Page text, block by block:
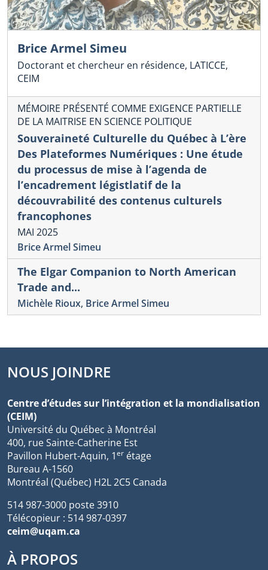
Brice Armel Simeu
Doctorant et chercheur en résidence, LATICCE,
CEIM
MÉMOIRE PRÉSENTÉ COMME EXIGENCE PARTIELLE
DE LA MAITRISE EN SCIENCE POLITIQUE
Souveraineté Culturelle du Québec à L’ère
Des Plateformes Numériques : Une étude
du processus de mise à l’agenda de
l’encadrement légistlatif de la
découvrabilité des contenus culturels
francophones
MAI 2025
Brice Armel Simeu
The Elgar Companion to North American
Trade and...
Michèle Rioux, Brice Armel Simeu
NOUS JOINDRE
Centre d’études sur l’intégration et la mondialisation
(CEIM)
Université du Québec à Montréal
400, rue Sainte-Catherine Est
Pavillon Hubert-Aquin, 1er étage
Bureau A-1560
Montréal (Québec) H2L 2C5 Canada
514 987-3000 poste 3910
Télécopieur : 514 987-0397
ceim@uqam.ca
À PROPOS